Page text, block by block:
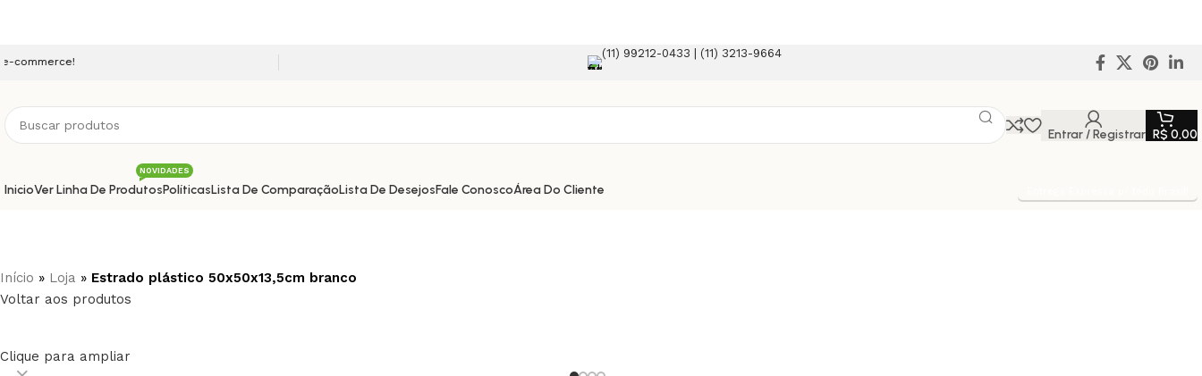
(11) 99212-0433 | (11) 3213-9664
Entrar / Registrar R$ 0,00
InicioVer Linha De Produtos
NOVIDADES
PolíticasLista De ComparaçãoLista De DesejosFale ConoscoÁrea Do Cliente
Início » Loja » Estrado plástico 50x50x13,5cm branco
Voltar aos produtos
Clique para ampliar